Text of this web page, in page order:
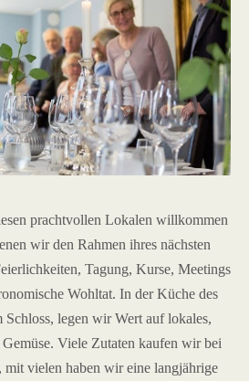
prachtvollen Lokalen willkommen
wir den Rahmen ihres nächsten
Tagung, Kurse, Meetings
Wohltat. In der Küche des
Schloss, legen wir Wert auf lokales,
Gemüse. Viele Zutaten kaufen wir bei
mit vielen haben wir eine langjährige